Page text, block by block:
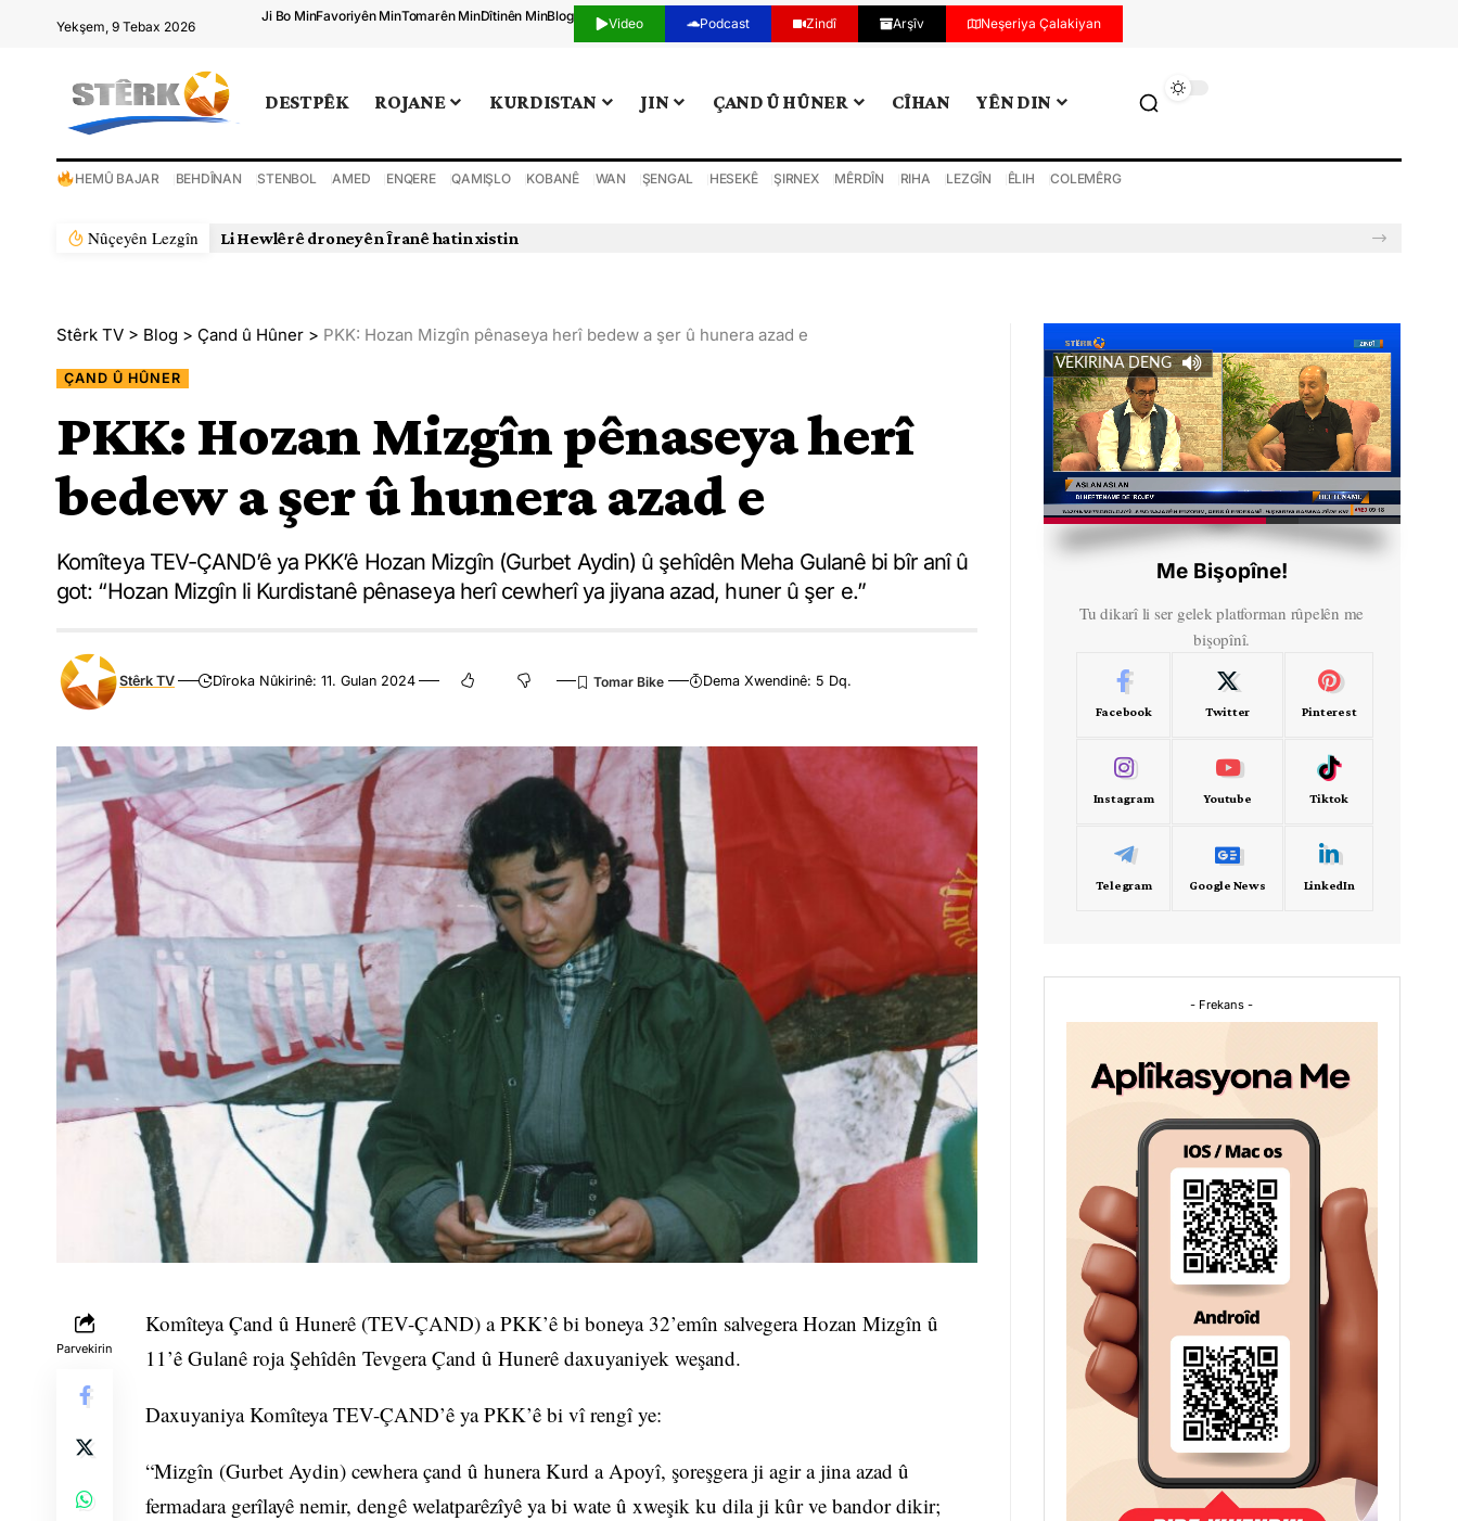
Yekşem, 9 Tebax 2026
Ji Bo MinFavoriyên MinTomarên MinDîtinên MinBlog Video Podcast Zindî Arşîv Neşeriya Çalakiyan
DESTPÊK ROJANE KURDISTAN JIN ÇAND Û HÛNER CÎHAN YÊN DIN
HEMÛ BAJAR BEHDÎNAN STENBOL AMED ENQERE QAMIŞLO KOBANÊ WAN ŞENGAL HESEKÊ ŞIRNEX MÊRDÎN RIHA LEZGÎN ÊLIH COLEMÊRG
Nûçeyên Lezgîn
Stêrk TV > Blog > Çand û Hûner > PKK: Hozan Mizgîn pênaseya herî bedew a şer û hunera azad e
ÇAND Û HÛNER
PKK: Hozan Mizgîn pênaseya herî
bedew a şer û hunera azad e
Komîteya TEV-ÇAND’ê ya PKK’ê Hozan Mizgîn (Gurbet Aydin) û şehîdên Meha Gulanê bi bîr anî û
got: “Hozan Mizgîn li Kurdistanê pênaseya herî cewherî ya jiyana azad, huner û şer e.”
Stêrk TV Dîroka Nûkirinê: 11. Gulan 2024 Dema Xwendinê: 5 Dq.
Parvekirin
Komîteya Çand û Hunerê (TEV-ÇAND) a PKK’ê bi boneya 32’emîn salvegera Hozan Mizgîn û
11’ê Gulanê roja Şehîdên Tevgera Çand û Hunerê daxuyaniyek weşand.
Daxuyaniya Komîteya TEV-ÇAND’ê ya PKK’ê bi vî rengî ye:
“Mizgîn (Gurbet Aydin) cewhera çand û hunera Kurd a Apoyî, şoreşgera ji agir a jina azad û
fermadara gerîlayê nemir, dengê welatparêzîyê ya bi wate û xweşik ku dila ji kûr ve bandor dikir;
VEKIRINA DENG
Me Bişopîne!
Tu dikarî li ser gelek platforman rûpelên me
bişopînî.
Facebook Twitter Pinterest
Instagram Youtube Tiktok
Telegram Google News LinkedIn
- Frekans -